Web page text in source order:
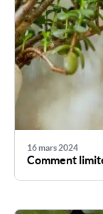
16 mars 2024
Comment